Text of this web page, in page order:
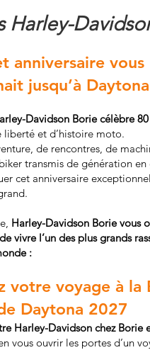
Harley-
anniversaire vous
jusqu’à
Davidson Borie célèbre 80
liberté et d’histoire moto.
de rencontres, de
transmis de génération
cet anniversaire
Harley-Davidson Borie vous
vivre l’un des plus grands
:
votre voyage à la
Daytona 2027
Harley-Davidson chez Borie
vous ouvrir les portes d’un